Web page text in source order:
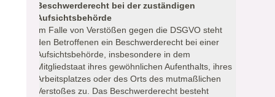
Beschwerderecht bei der zuständigen
Aufsichtsbehörde
Im Falle von Verstößen gegen die DSGVO steht
den Betroffenen ein Beschwerderecht bei einer
Aufsichtsbehörde, insbesondere in dem
Mitgliedstaat ihres gewöhnlichen Aufenthalts, ihres
Arbeitsplatzes oder des Orts des mutmaßlichen
Verstoßes zu. Das Beschwerderecht besteht